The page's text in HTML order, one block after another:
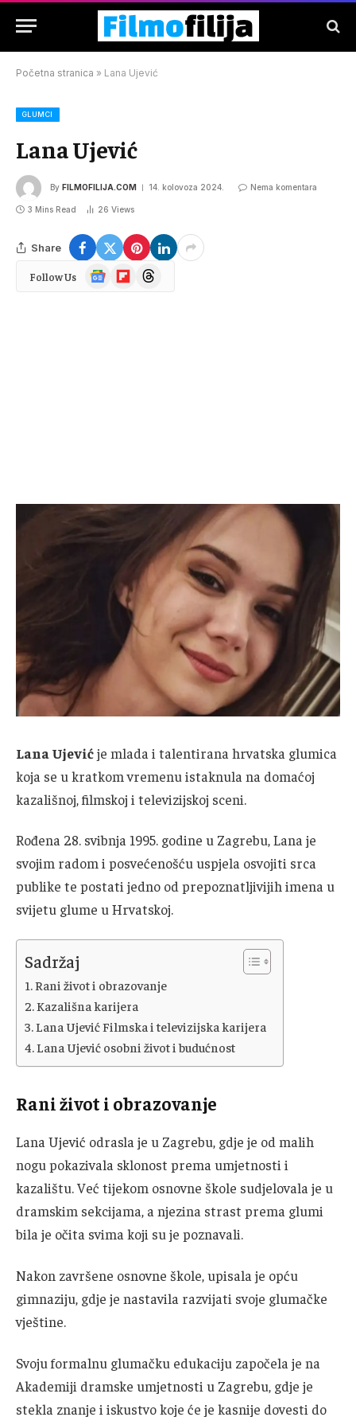
Početna stranica » Lana Ujević
GLUMCI
Lana Ujević
By FILMOFILIJA.COM 14. kolovoza 2024. Nema komentara
3 Mins Read 26 Views
Share
Follow Us
Google
News
FlipboardThreads
Lana Ujevićje mlada i talentirana hrvatska glumica
koja se u kratkom vremenu istaknula na domaćoj
kazališnoj, filmskoj i televizijskoj sceni.
Rođena 28. svibnja 1995. godine u Zagrebu, Lana je
svojim radom i posvećenošću uspjela osvojiti srca
publike te postati jedno od prepoznatljivijih imena u
svijetu glume u Hrvatskoj.
Sadržaj
Rani život i obrazovanje
Kazališna karijera
Lana Ujević Filmska i televizijska karijera
Lana Ujević osobni život i budućnost
Rani život i obrazovanje
Lana Ujević odrasla je u Zagrebu, gdje je od malih
nogu pokazivala sklonost prema umjetnosti i
kazalištu. Već tijekom osnovne škole sudjelovala je u
dramskim sekcijama, a njezina strast prema glumi
bila je očita svima koji su je poznavali.
Nakon završene osnovne škole, upisala je opću
gimnaziju, gdje je nastavila razvijati svoje glumačke
vještine.
Svoju formalnu glumačku edukaciju započela je na
Akademiji dramske umjetnosti u Zagrebu, gdje je
stekla znanje i iskustvo koje će je kasnije dovesti do